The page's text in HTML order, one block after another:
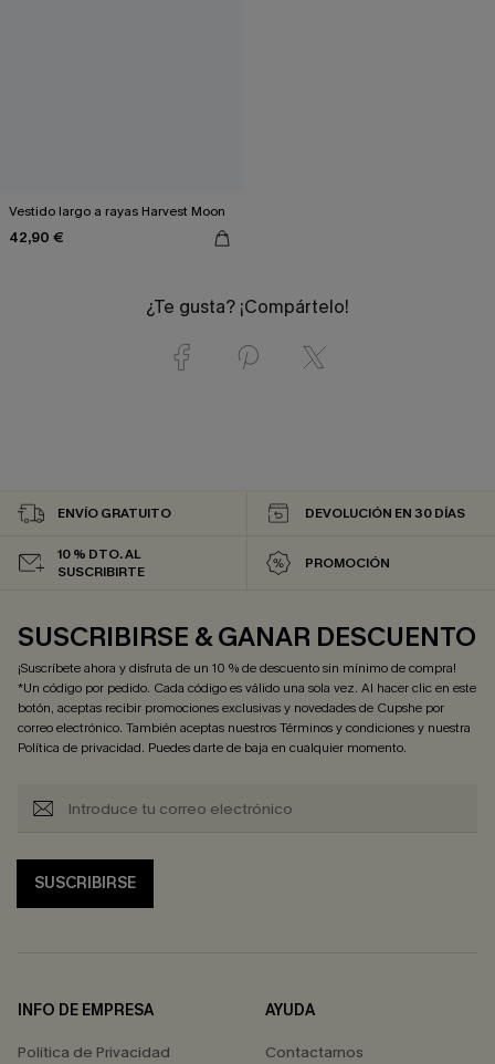
Vestido largo a rayas Harvest Moon
42,90 €
¿Te gusta? ¡Compártelo!
ENVÍO GRATUITO DEVOLUCIÓN EN 30 DÍAS
10 % DTO. AL
SUSCRIBIRTE
PROMOCIÓN
SUSCRIBIRSE & GANAR DESCUENTO
¡Suscríbete ahora y disfruta de un 10 % de descuento sin mínimo de compra!
*Un código por pedido. Cada código es válido una sola vez. Al hacer clic en este
botón, aceptas recibir promociones exclusivas y novedades de Cupshe por
correo electrónico. También aceptas nuestrosTérminos y condicionesy nuestra
Política de privacidad. Puedes darte de baja en cualquier momento.
SUSCRIBIRSE
INFO DE EMPRESA
Política de Privacidad
AYUDA
Contactarnos